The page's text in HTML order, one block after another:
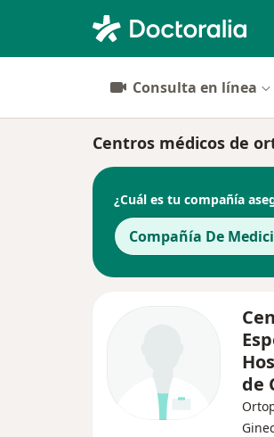
Consulta en línea
Centros médicos de
¿Cuál es tu compañía
Compañía De
de